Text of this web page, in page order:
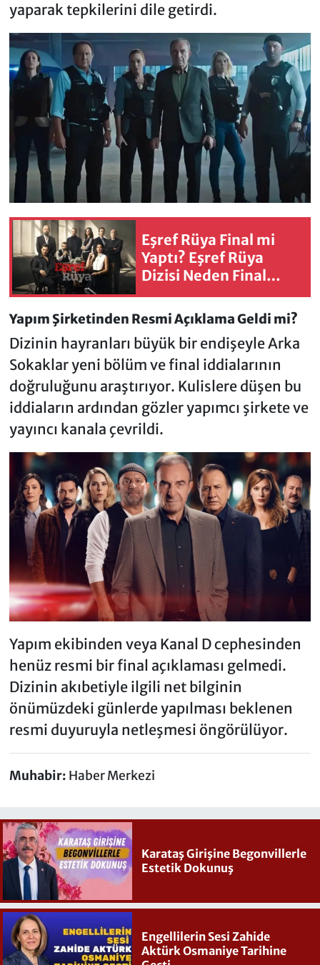
yaparak tepkilerini dile getirdi.
Eşref Rüya Final mi
Yaptı? Eşref Rüya
Dizisi Neden Final
Yaptı?
Yapım Şirketinden Resmi Açıklama Geldi mi?
Dizinin hayranları büyük bir endişeyle Arka
Sokaklar yeni bölüm ve final iddialarının
doğruluğunu araştırıyor. Kulislere düşen bu
iddiaların ardından gözler yapımcı şirkete ve
yayıncı kanala çevrildi.
Yapım ekibinden veya Kanal D cephesinden
henüz resmi bir final açıklaması gelmedi.
Dizinin akıbetiyle ilgili net bilginin
önümüzdeki günlerde yapılması beklenen
resmi duyuruyla netleşmesi öngörülüyor.
Muhabir: Haber Merkezi
Karataş Girişine Begonvillerle
Estetik Dokunuş
Engellilerin Sesi Zahide
Aktürk Osmaniye Tarihine